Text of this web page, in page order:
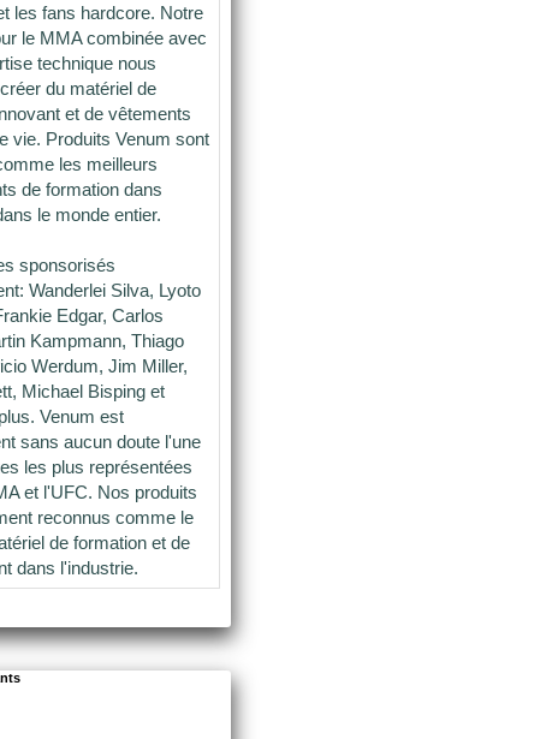
les fans hardcore. Notre
le MMA combinée avec
technique nous
du matériel de
et de vêtements
vie. Produits Venum sont
les meilleurs
de formation dans
le monde entier.
sponsorisés
Wanderlei Silva, Lyoto
Edgar, Carlos
Kampmann, Thiago
Werdum, Jim Miller,
Michael Bisping et
Venum est
sans aucun doute l'une
les plus représentées
et l'UFC. Nos produits
reconnus comme le
de formation et de
dans l'industrie.